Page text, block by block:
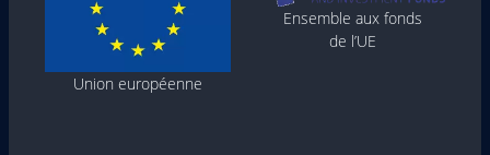
Union européenne
Ensemble aux fonds
de l’UE